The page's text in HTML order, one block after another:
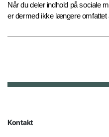
Når du deler indhold på sociale
er dermed ikke længere omfattet
Kontakt